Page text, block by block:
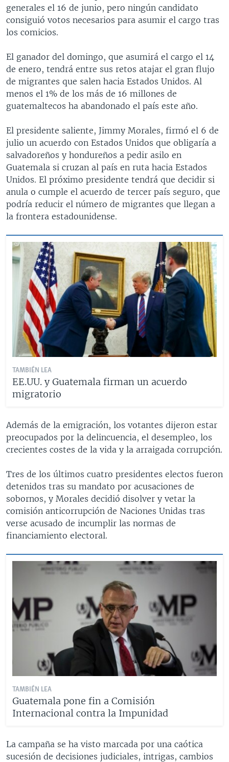
generales el 16 de junio, pero ningún candidato
consiguió votos necesarios para asumir el cargo tras
los comicios.
El ganador del domingo, que asumirá el cargo el 14
de enero, tendrá entre sus retos atajar el gran flujo
de migrantes que salen hacia Estados Unidos. Al
menos el 1% de los más de 16 millones de
guatemaltecos ha abandonado el país este año.
El presidente saliente, Jimmy Morales, firmó el 6 de
julio un acuerdo con Estados Unidos que obligaría a
salvadoreños y hondureños a pedir asilo en
Guatemala si cruzan al país en ruta hacia Estados
Unidos. El próximo presidente tendrá que decidir si
anula o cumple el acuerdo de tercer país seguro, que
podría reducir el número de migrantes que llegan a
la frontera estadounidense.
TAMBIÉN LEA
EE.UU. y Guatemala firman un acuerdo
migratorio
Además de la emigración, los votantes dijeron estar
preocupados por la delincuencia, el desempleo, los
crecientes costes de la vida y la arraigada corrupción.
Tres de los últimos cuatro presidentes electos fueron
detenidos tras su mandato por acusaciones de
sobornos, y Morales decidió disolver y vetar la
comisión anticorrupción de Naciones Unidas tras
verse acusado de incumplir las normas de
financiamiento electoral.
TAMBIÉN LEA
Guatemala pone fin a Comisión
Internacional contra la Impunidad
​La campaña se ha visto marcada por una caótica
sucesión de decisiones judiciales, intrigas, cambios